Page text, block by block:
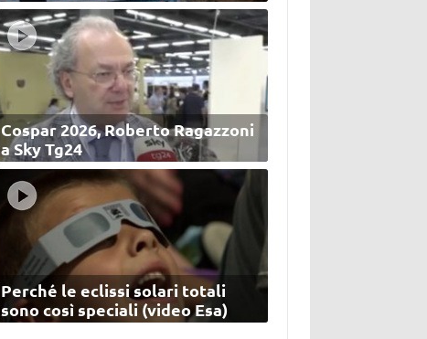
Cospar 2026, Roberto Ragazzoni
a Sky Tg24
Perché le eclissi solari totali
sono così speciali (video Esa)